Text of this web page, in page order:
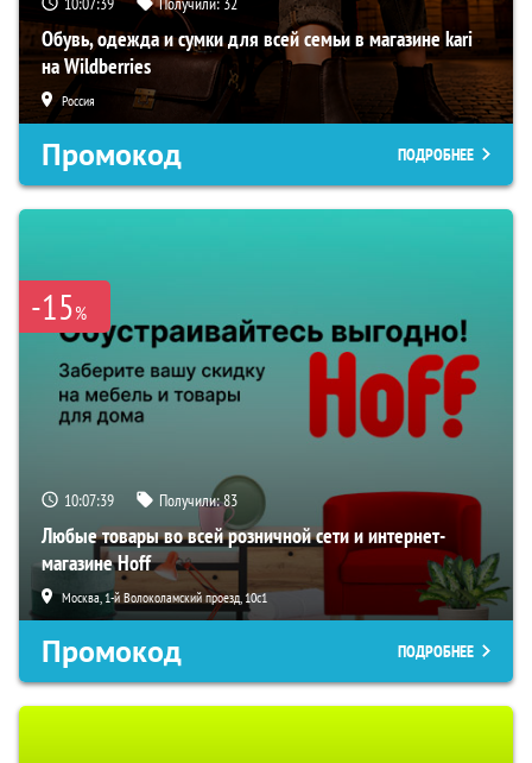
Обувь, одежда и сумки для всей семьи в магазине kari
на Wildberries
Россия
Промокод ПОДРОБНЕЕ
-15%
10:07:38 Получили:83
Любые товары во всей розничной сети и интернет-
магазине Hoff
Москва, 1-й Волоколамский проезд, 10с1
Промокод ПОДРОБНЕЕ